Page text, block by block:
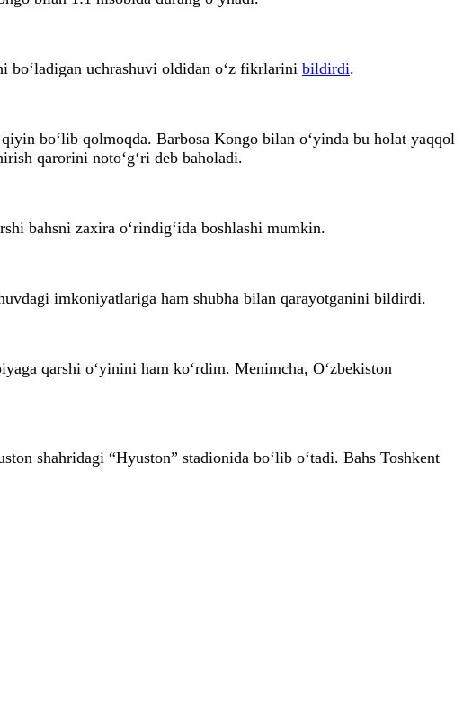
bo‘ladigan uchrashuvi oldidan o‘z fikrlarini bildirdi.
bo‘lib qolmoqda. Barbosa Kongo bilan o‘yinda bu holat yaqqol
qarorini noto‘g‘ri deb baholadi.
bahsni zaxira o‘rindig‘ida boshlashi mumkin.
imkoniyatlariga ham shubha bilan qarayotganini bildirdi.
qarshi o‘yinini ham ko‘rdim. Menimcha, O‘zbekiston
shahridagi “Hyuston” stadionida bo‘lib o‘tadi. Bahs Toshkent